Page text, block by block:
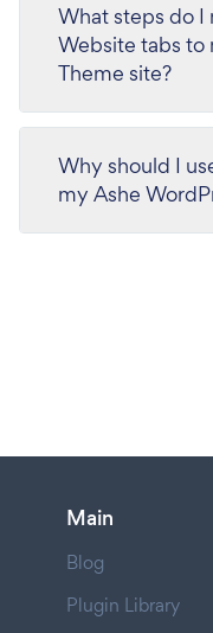
What steps do
Website tabs to
Theme site?
Why should I
my Ashe
Main
Blog
Plugin Library